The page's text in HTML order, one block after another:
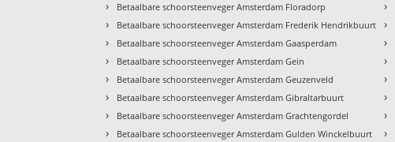
› Betaalbare schoorsteenveger Amsterdam Floradorp
› Betaalbare schoorsteenveger Amsterdam Frederik Hendrikbuurt
› Betaalbare schoorsteenveger Amsterdam Gaasperdam
› Betaalbare schoorsteenveger Amsterdam Gein
› Betaalbare schoorsteenveger Amsterdam Geuzenveld
› Betaalbare schoorsteenveger Amsterdam Gibraltarbuurt
› Betaalbare schoorsteenveger Amsterdam Grachtengordel
› Betaalbare schoorsteenveger Amsterdam Gulden Winckelbuurt
›
›
›
›
›
›
›
›